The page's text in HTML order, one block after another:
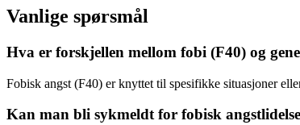
Vanlige spørsmål
Hva er forskjellen mellom fobi (F40) og
Fobisk angst (F40) er knyttet til spesifikke situasjoner
Kan man bli sykmeldt for fobisk